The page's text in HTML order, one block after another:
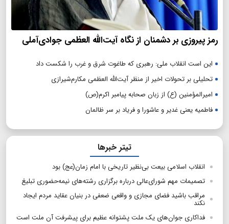
رمز پیروزی بر دشمنان از نگاه آیت‌الله العظمی جوادی‌آملی
این است انقلاب ملی: رهبری که طاغوت شرق و غرب را شکست داد
تحلیلی بر تحولات اخیر از منظر آیت‌الله العظمی مکارم‌شیرازی
امیرالمؤمنین (ع) از زبان صحابه پیامبر اکرم(ص)
فاطمیه یعنی غدیر و عاشورا و فریاد بر سر ظالمان
تیتر خبرها
انقلاب اسلامی بیعت بی‌نظیر تاریخی با امام زمان(عج) بود
تصمیمات مهم شورای‌عالی درباره برگزاری رشته‌های نیمه‌حضوری تبلیغ
مراقب باشید فضای مجازی و واقعی ضعفی در بنیان عقاید مردم ایجاد
نکند
فداکاری جوان‌های یک ملت پشتوانه عظیم برای پیشرفت آن ملت است